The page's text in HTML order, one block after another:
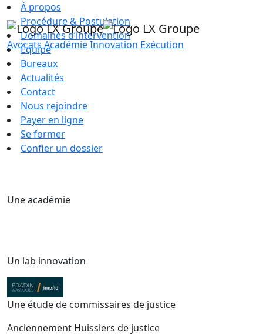
AvocatsAcadémieInnovation Exécution
À propos
Procédure & Postulation
Domaines d’intervention
Équipe
Bureaux
Actualités
Contact
Nous rejoindre
Payer en ligne
Se former
Confier un dossier
Une académie
Un lab innovation
Une étude de commissaires de justice
Anciennement Huissiers de justice